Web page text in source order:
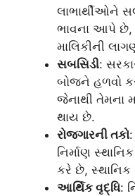
લાભાર્થીઓને
ભાવના આપે છે,
માલિકીની
સબસિડી:
બોજને હળવો
જેનાથી તેમના
થાય છે.
રોજગારની તકો
નિર્માણ
કરે છે,
આર્થિક વૃદ્ધિ: